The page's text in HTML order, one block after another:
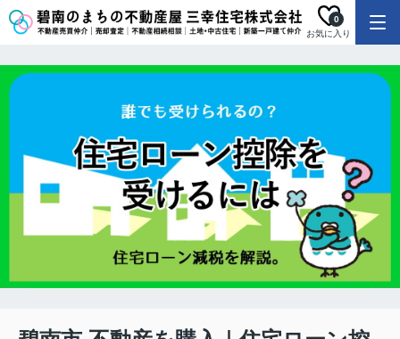
お気に入り
0